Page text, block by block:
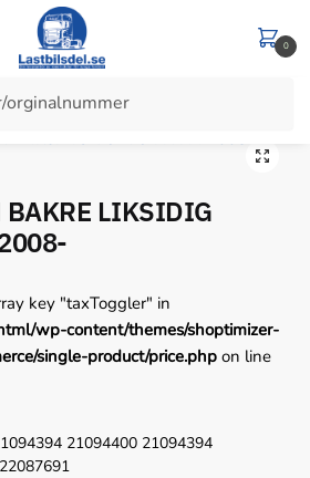
0
BAKRE LIKSIDIG VOLVO FH FM 2008-
BAKRE LIKSIDIG
key "taxToggler" in
wp-content/themes/shoptimizer-
single-product/price.php on line
21094400 21094394